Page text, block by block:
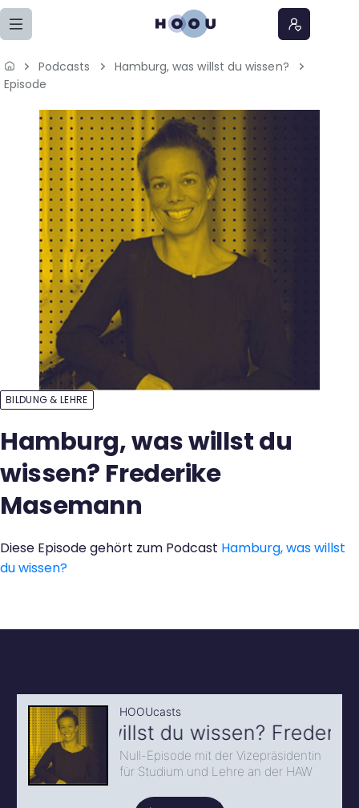
Zum Seiteninhalt springen
Lernangebote
Podcasts
Meine Lernangebote
News
Veranstaltungen
Über uns
Kontakt
Podcasts
Hamburg, was willst du wissen?
Episode
BILDUNG & LEHRE
Hamburg, was willst du
wissen? Frederike
Masemann
Diese Episode gehört zum Podcast Hamburg, was willst
du wissen?